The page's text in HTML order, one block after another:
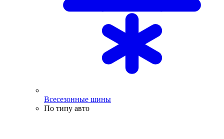
Всесезонные шины
По типу авто